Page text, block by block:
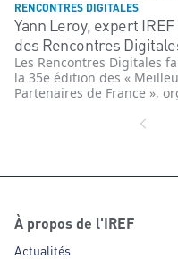
RENCONTRES DIGITALES
Yann Leroy, expert
des Rencontres
Les Rencontres Digitales
la 35e édition des «
Partenaires de France »,
BFM Business. Visionnaire
À propos de l'IREF
Actualités